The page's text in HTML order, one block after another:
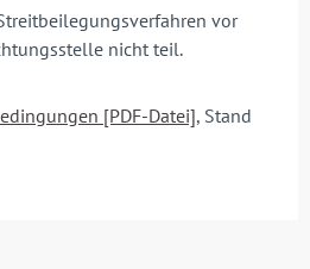
vor
nicht teil.
[PDF-Datei], Stand